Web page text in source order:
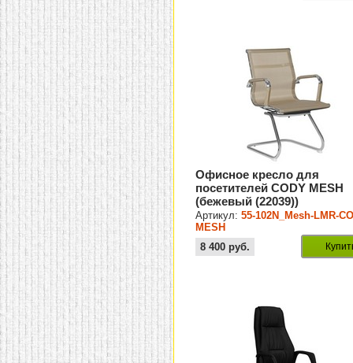
Офисное кресло для
посетителей CODY MESH
(бежевый (22039))
Артикул:55-102N_Mesh-LMR-
MESH
8 400 руб.